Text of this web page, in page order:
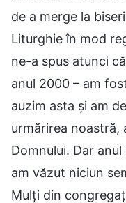
de a merge la
Liturghie în mod
ne-a spus atunci
anul 2000 – am
auzim asta și am
urmărirea noastră,
Domnului. Dar
am văzut niciun
Mulți din